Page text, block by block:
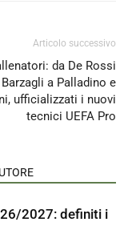
Articolo successivo
da De Rossi
a Palladino e
ufficializzati i nuovi
tecnici UEFA Pro
2027: definiti i